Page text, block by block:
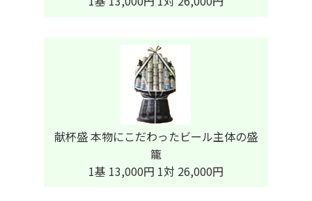
献杯盛 本物にこだわったビール主体の盛
籠
1基 13,000円 1対 26,000円